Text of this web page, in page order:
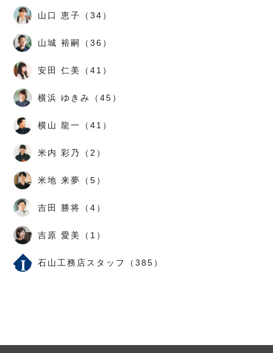
山口 恵子（34）
山城 裕嗣（36）
安田 仁美（41）
横浜 ゆきみ（45）
横山 龍一（41）
米内 彩乃（2）
米地 来夢（5）
吉田 勝将（4）
吉原 愛美（1）
石山工務店スタッフ（385）